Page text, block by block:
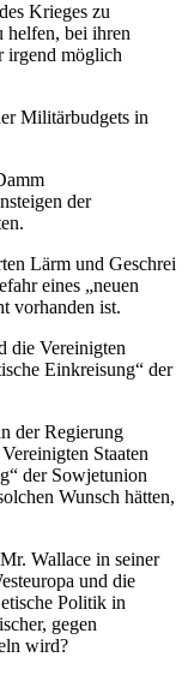
Krieges zu
helfen, bei ihren
irgend möglich
Militärbudgets in
der
Lärm und Geschrei
eines „neuen
vorhanden ist.
die Vereinigten
Einkreisung“ der
der Regierung
Staaten
der Sowjetunion
Wunsch hätten,
Wallace in seiner
und die
Politik in
gegen
wird?